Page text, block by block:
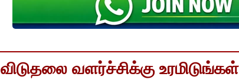
விடுதலை வளர்ச்சிக்கு